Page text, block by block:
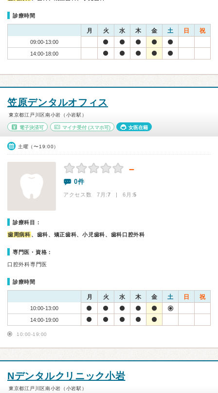
診療時間
月 火 水 木 金 土 日 祝
09:00-13:00
14:00-18:00
笠原デンタルオフィス
東京都江戸川区南小岩（小岩駅）
電子決済可 マイナ受付(スマホ可) 女医在籍
土曜（〜19:00）
－
0件
アクセス数 7月:7 | 6月:5
診療科目：
歯周病科 、歯科、矯正歯科、小児歯科、歯科口腔外科
専門医・資格：
口腔外科専門医
診療時間
月 火 水 木 金 土 日 祝
10:00-13:00
14:00-19:00
10:00-19:00
Nデンタルクリニック小岩
東京都江戸川区南小岩（小岩駅）